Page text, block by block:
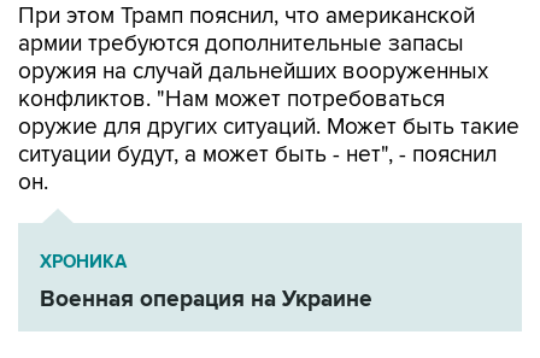
При этом Трамп пояснил, что американской
армии требуются дополнительные запасы
оружия на случай дальнейших вооруженных
конфликтов. "Нам может потребоваться
оружие для других ситуаций. Может быть такие
ситуации будут, а может быть - нет", - пояснил
он.
ХРОНИКА
Военная операция на Украине